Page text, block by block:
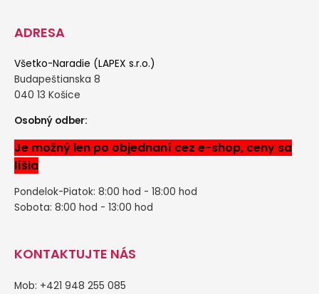
ADRESA
Všetko-Naradie (LAPEX s.r.o.)
Budapeštianska 8
040 13 Košice
Osobný odber:
Je možný len po objednaní cez e-shop, ceny sa
líšia
Pondelok-Piatok: 8:00 hod - 18:00 hod
Sobota: 8:00 hod - 13:00 hod
KONTAKTUJTE NÁS
Mob: +421 948 255 085